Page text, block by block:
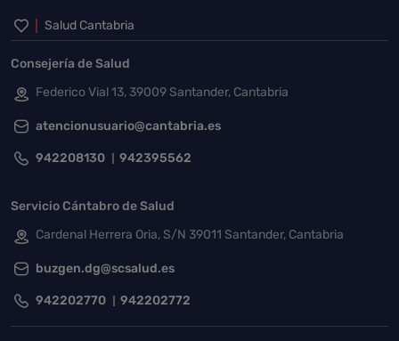
Inicio del pie de página
Salud Cantabria
Consejería de Salud
Federico Vial 13, 39009 Santander, Cantabria
atencionusuario@cantabria.es
942208130 942395562
Servicio Cántabro de Salud
Cardenal Herrera Oria, S/N 39011 Santander, Cantabria
buzgen.dg@scsalud.es
942202770 942202772